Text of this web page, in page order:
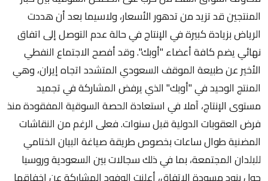
المنتجين قد تزيد من تدهور الأسعار، ولاسيما بعد أن هددت
الرياض بزيادة كبيرة في الإنتاج في حالة عدم التوصل إلى اتفاق
نهائي يضم كافة أعضاء "أوبك". وقد أفصح الاجتماع النفطي
الأخير عن طبيعة الموقف السعودي المتشدد اتجاه إيران، وهي
المنتج الوحيد في "أوبك" الذي يرفض المشاركة في تجميد
مستوى الإنتاج، آملا في استعادة الحصة السوقية المفقودة منذ
فرض العقوبات الدولية قبل سنوات. فعلى الرغم من النقاشات
المضنية طوال ساعات بخصوص طريقة صياغة البيان الختامي
للبلدان المجتمعة، بما في ذلك سجالات بين السعودية وروسيا